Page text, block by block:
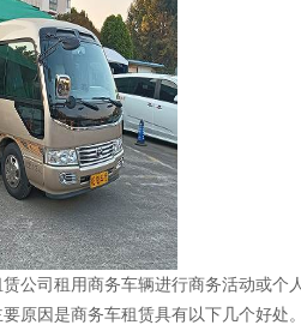
公司租用商务车辆进行商务活动或个
原因是商务车租赁具有以下几个好处